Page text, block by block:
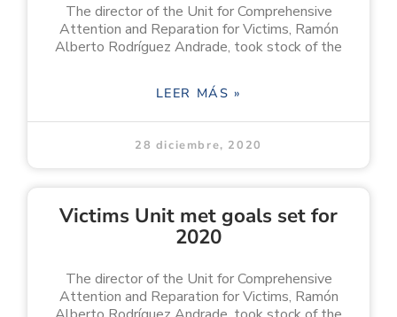
The director of the Unit for Comprehensive
Attention and Reparation for Victims, Ramón
Alberto Rodríguez Andrade, took stock of the
LEER MÁS »
28 diciembre, 2020
Victims Unit met goals set for
2020
The director of the Unit for Comprehensive
Attention and Reparation for Victims, Ramón